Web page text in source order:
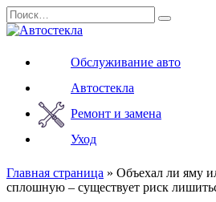
Перейти
к
Search
for:
Обслуживание авто
Автостекла
Ремонт и замена
Уход
Главная страница » Объехал ли яму
сплошную – существует риск